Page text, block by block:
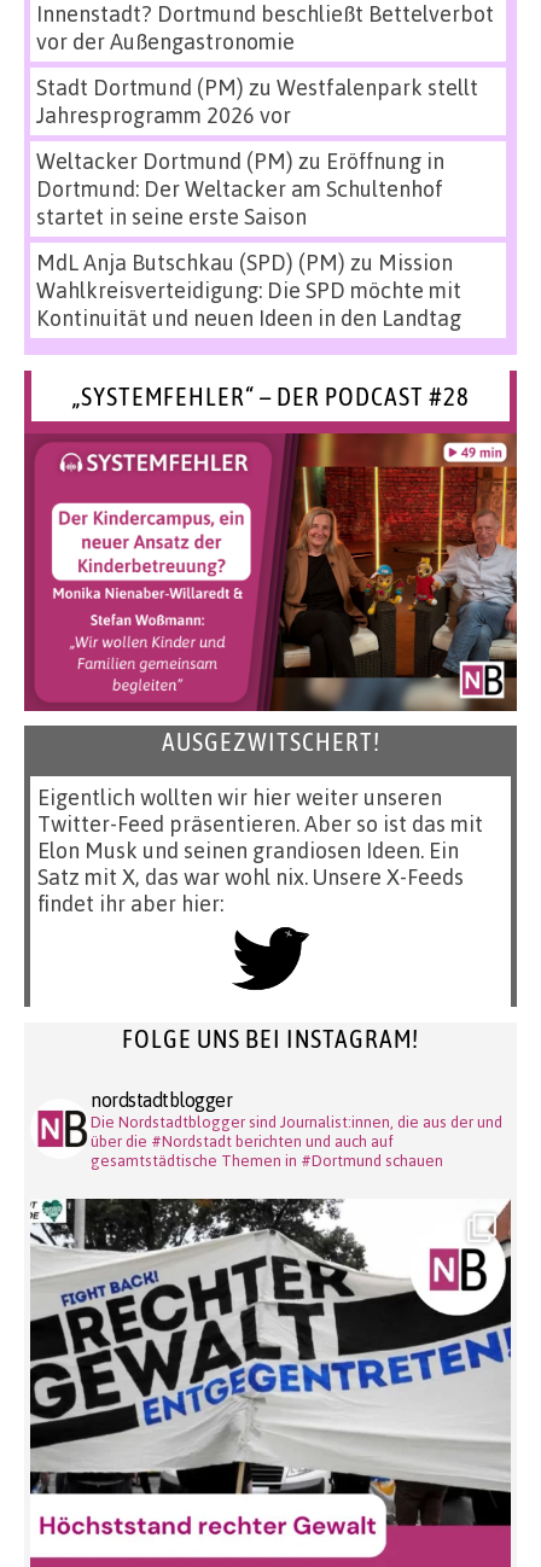
Innenstadt? Dortmund beschließt Bettelverbot
vor der Außengastronomie
Stadt Dortmund (PM) zu Westfalenpark stellt
Jahresprogramm 2026 vor
Weltacker Dortmund (PM) zu Eröffnung in
Dortmund: Der Weltacker am Schultenhof
startet in seine erste Saison
MdL Anja Butschkau (SPD) (PM) zu Mission
Wahlkreisverteidigung: Die SPD möchte mit
Kontinuität und neuen Ideen in den Landtag
„SYSTEMFEHLER“ – DER PODCAST #28
AUSGEZWITSCHERT!
Eigentlich wollten wir hier weiter unseren
Twitter-Feed präsentieren. Aber so ist das mit
Elon Musk und seinen grandiosen Ideen. Ein
Satz mit X, das war wohl nix. Unsere X-Feeds
findet ihr aber hier:
FOLGE UNS BEI INSTAGRAM!
nordstadtblogger
Die Nordstadtblogger sind Journalist:innen, die aus der und
über die #Nordstadt berichten und auch auf
gesamtstädtische Themen in #Dortmund schauen